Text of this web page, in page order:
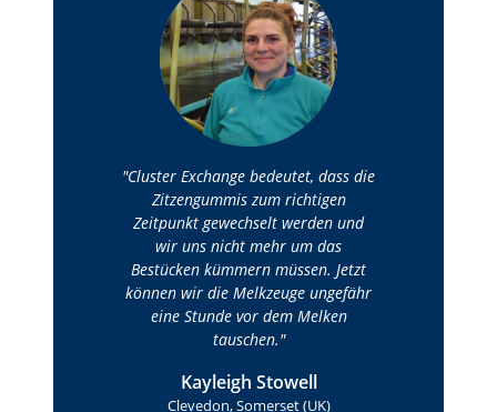
Cluster Exchange bedeutet, dass die
Zitzengummis zum richtigen
Zeitpunkt gewechselt werden und
wir uns nicht mehr um das
Bestücken kümmern müssen. Jetzt
können wir die Melkzeuge ungefähr
eine Stunde vor dem Melken
tauschen.
Kayleigh Stowell
Clevedon, Somerset (UK)